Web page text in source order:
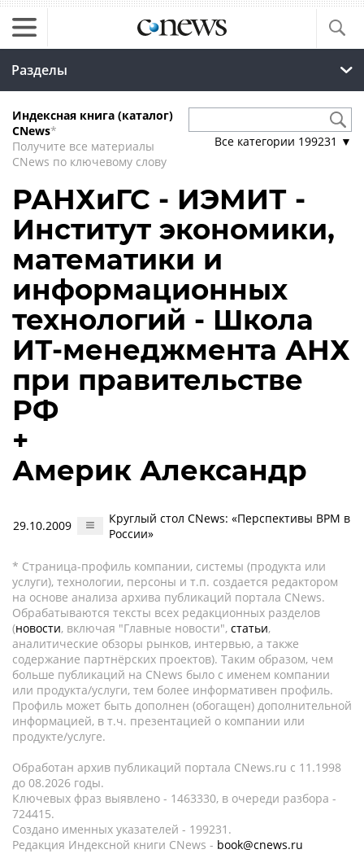
Разделы
Индексная книга (каталог)
CNews*
Получите все материалы
CNews по ключевому слову
Все категории 199231 ▼
РАНХиГС - ИЭМИТ -
Институт экономики,
математики и
информационных
технологий - Школа
ИТ-менеджмента АНХ
при правительстве
РФ
+
Америк Александр
29.10.2009
Круглый стол CNews: «Перспективы BPM в
России»
* Страница-профиль компании, системы (продукта или
услуги), технологии, персоны и т.п. создается редактором
на основе анализа архива публикаций портала CNews.
Обрабатываются тексты всех редакционных разделов
(новости, включая "Главные новости", статьи,
аналитические обзоры рынков, интервью, а также
содержание партнёрских проектов). Таким образом, чем
больше публикаций на CNews было с именем компании
или продукта/услуги, тем более информативен профиль.
Профиль может быть дополнен (обогащен) дополнительной
информацией, в т.ч. презентацией о компании или
продукте/услуге.
Обработан архив публикаций портала CNews.ru c 11.1998
до 08.2026 годы.
Ключевых фраз выявлено - 1463330, в очереди разбора -
724415.
Создано именных указателей - 199231.
Редакция Индексной книги CNews - book@cnews.ru